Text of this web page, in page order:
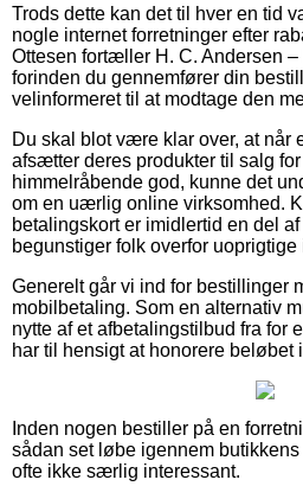
Trods dette kan det til hver en tid
nogle internet forretninger efter
Ottesen fortæller H. C. Andersen
forinden du gennemfører din
velinformeret til at modtage den
Du skal blot være klar over, at når
afsætter deres produkter til salg
himmelråbende god, kunne det
om en uærlig online virksomhed.
betalingskort er imidlertid en del
begunstiger folk overfor uoprigtige
Generelt går vi ind for bestillinger
mobilbetaling. Som en alternativ
nytte af et afbetalingstilbud fra for
har til hensigt at honorere beløbet
Inden nogen bestiller på en
sådan set løbe igennem
ofte ikke særlig interessant.